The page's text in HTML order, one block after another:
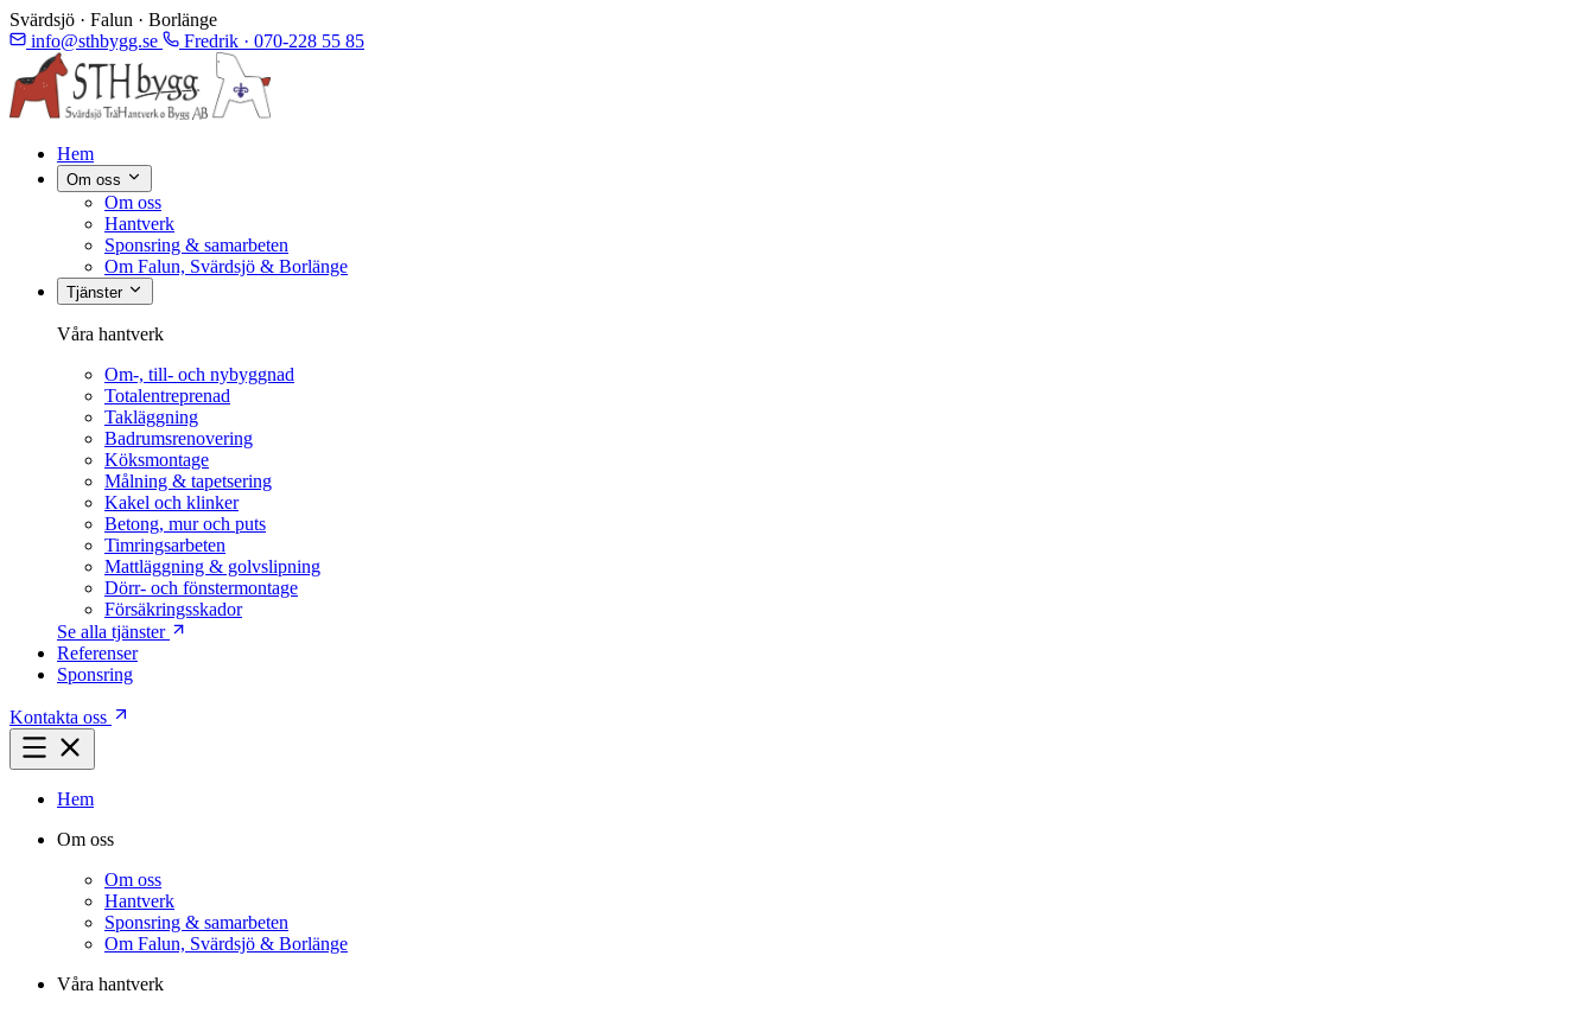
Svärdsjö · Falun · Borlänge
info@sthbygg.se
Fredrik · 070-228 55 85
Hem
Om oss
Om oss
Hantverk
Sponsring & samarbeten
Om Falun, Svärdsjö & Borlänge
Tjänster
Våra hantverk
Om-, till- och nybyggnad
Totalentreprenad
Takläggning
Badrumsrenovering
Köksmontage
Målning & tapetsering
Kakel och klinker
Betong, mur och puts
Timringsarbeten
Mattläggning & golvslipning
Dörr- och fönstermontage
Försäkringsskador
Se alla tjänster
Referenser
Sponsring
Kontakta oss
Hem
Om oss
Om oss
Hantverk
Sponsring & samarbeten
Om Falun, Svärdsjö & Borlänge
Våra hantverk